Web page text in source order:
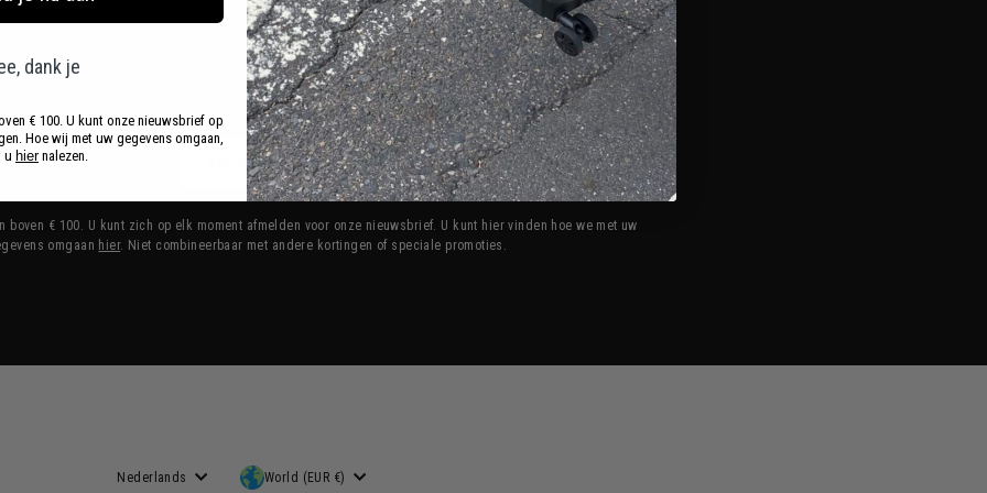
hoogte van onze aanbiedingen, nieuwe producten en de nieuwste reistrends. Schrijf je in voor
nieuwsbrief en ontvang € 10 korting op je volgende bestelling boven € 100.
Abonneren
boven € 100. U kunt zich op elk moment afmelden voor onze nieuwsbrief. U kunt hier vinden hoe we met uw
omgaan hier. Niet combineerbaar met andere kortingen of speciale promoties.
Nederlands
Munteenheid
World (EUR €)
dank je
€ 100. U kunt onze nieuwsbrief op
Hoe wij met uw gegevens omgaan,
u hiernalezen.